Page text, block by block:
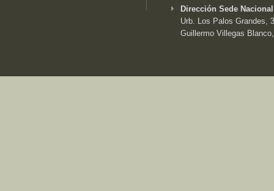
Dirección Sede
Urb. Los Palos Grandes,
Guillermo Villegas